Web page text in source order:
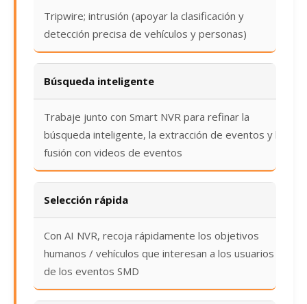
Tripwire; intrusión (apoyar la clasificación y
detección precisa de vehículos y personas)
Búsqueda inteligente
Trabaje junto con Smart NVR para refinar la
búsqueda inteligente, la extracción de eventos y la
fusión con videos de eventos
Selección rápida
Con AI NVR, recoja rápidamente los objetivos
humanos / vehículos que interesan a los usuarios
de los eventos SMD